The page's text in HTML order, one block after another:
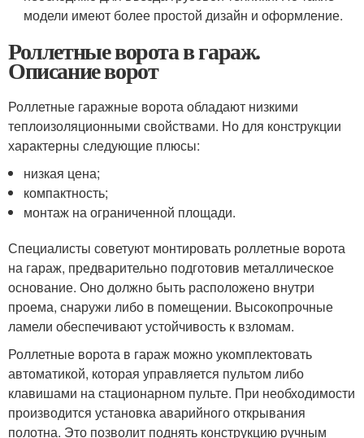
модели имеют более простой дизайн и оформление.
Роллетные ворота в гараж.
Описание ворот
Роллетные гаражные ворота обладают низкими
теплоизоляционными свойствами. Но для конструкции
характерны следующие плюсы:
низкая цена;
компактность;
монтаж на ограниченной площади.
Специалисты советуют монтировать роллетные ворота
на гараж, предварительно подготовив металлическое
основание. Оно должно быть расположено внутри
проема, снаружи либо в помещении. Высокопрочные
ламели обеспечивают устойчивость к взломам.
Роллетные ворота в гараж можно укомплектовать
автоматикой, которая управляется пультом либо
клавишами на стационарном пульте. При необходимости
производится установка аварийного открывания
полотна. Это позволит поднять конструкцию ручным